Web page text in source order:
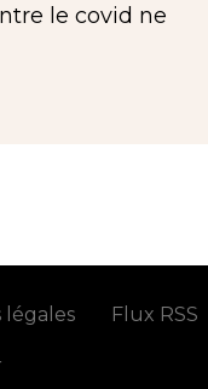
le covid ne
légales Flux RSS